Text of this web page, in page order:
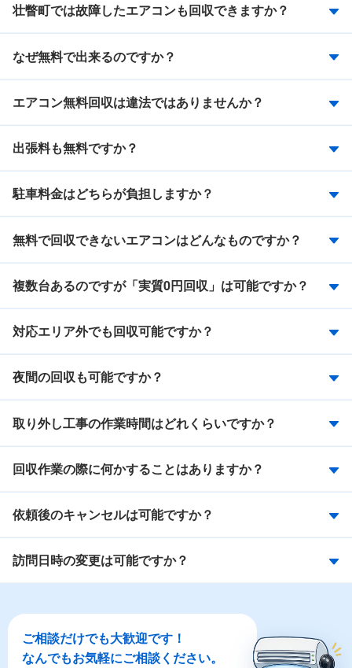
壮瞥町では故障したエアコンも回収できますか？
なぜ無料で出来るのですか？
エアコン無料回収は違法ではありませんか？
出張料も無料ですか？
駐車料金はどちらが負担しますか？
無料で回収できないエアコンはどんなものですか？
複数台あるのですが「実質0円回収」は可能ですか？
対応エリア外でも回収可能ですか？
夜間の回収も可能ですか？
取り外し工事の作業時間はどれくらいですか？
回収作業の際に何かすることはありますか？
依頼後のキャンセルは可能ですか？
訪問日時の変更は可能ですか？
ご相談だけでも大歓迎です！
なんでもお気軽にご相談ください。